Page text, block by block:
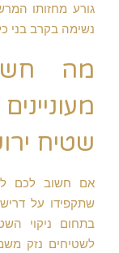
גורע מחזותו
נשימה בקרב בני
מה
שטיח
אם חשוב לכם
שתקפידו על
בתחום ניקוי
לשטיחים נזק